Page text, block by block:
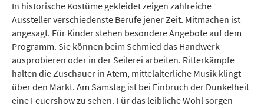
In historische Kostüme gekleidet zeigen zahlreiche
Aussteller verschiedenste Berufe jener Zeit. Mitmachen ist
angesagt. Für Kinder stehen besondere Angebote auf dem
Programm. Sie können beim Schmied das Handwerk
ausprobieren oder in der Seilerei arbeiten. Ritterkämpfe
halten die Zuschauer in Atem, mittelalterliche Musik klingt
über den Markt. Am Samstag ist bei Einbruch der Dunkelheit
eine Feuershow zu sehen. Für das leibliche Wohl sorgen